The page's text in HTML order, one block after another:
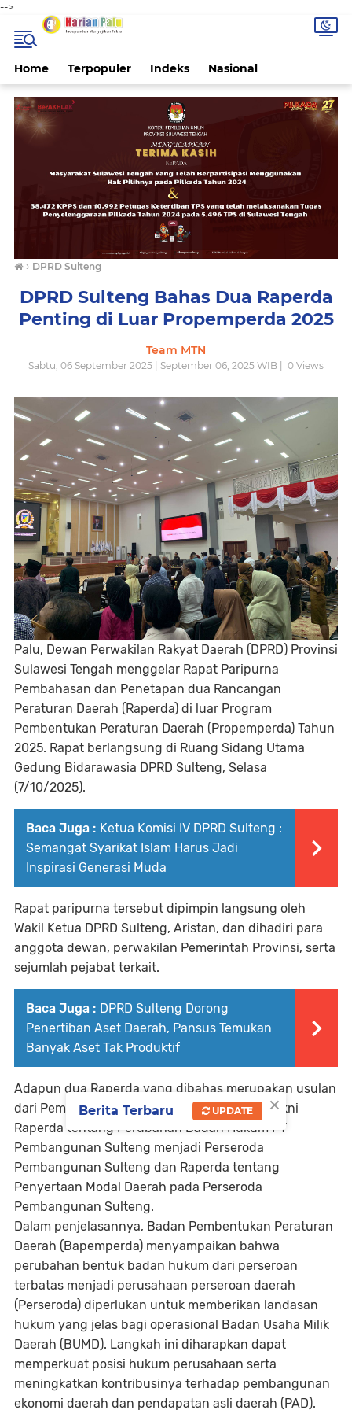
-->
Home Terpopuler Indeks Nasional
› DPRD Sulteng
DPRD Sulteng Bahas Dua Raperda
Penting di Luar Propemperda 2025
Team MTN
Sabtu, 06 September 2025 | September 06, 2025 WIB | 0 Views
Palu, Dewan Perwakilan Rakyat Daerah (DPRD) Provinsi
Sulawesi Tengah menggelar Rapat Paripurna
Pembahasan dan Penetapan dua Rancangan
Peraturan Daerah (Raperda) di luar Program
Pembentukan Peraturan Daerah (Propemperda) Tahun
2025. Rapat berlangsung di Ruang Sidang Utama
Gedung Bidarawasia DPRD Sulteng, Selasa
(7/10/2025).
Baca Juga : Ketua Komisi IV DPRD Sulteng :
Semangat Syarikat Islam Harus Jadi
Inspirasi Generasi Muda
Rapat paripurna tersebut dipimpin langsung oleh
Wakil Ketua DPRD Sulteng, Aristan, dan dihadiri para
anggota dewan, perwakilan Pemerintah Provinsi, serta
sejumlah pejabat terkait.
Baca Juga : DPRD Sulteng Dorong
Penertiban Aset Daerah, Pansus Temukan
Banyak Aset Tak Produktif
Adapun dua Raperda yang dibahas merupakan usulan
dari Pemerintah Provinsi Sulawesi Tengah, yakni
Raperda tentang Perubahan Badan Hukum PT
Pembangunan Sulteng menjadi Perseroda
Pembangunan Sulteng dan Raperda tentang
Penyertaan Modal Daerah pada Perseroda
Pembangunan Sulteng.
Dalam penjelasannya, Badan Pembentukan Peraturan
Daerah (Bapemperda) menyampaikan bahwa
perubahan bentuk badan hukum dari perseroan
terbatas menjadi perusahaan perseroan daerah
(Perseroda) diperlukan untuk memberikan landasan
hukum yang jelas bagi operasional Badan Usaha Milik
Daerah (BUMD). Langkah ini diharapkan dapat
memperkuat posisi hukum perusahaan serta
meningkatkan kontribusinya terhadap pembangunan
ekonomi daerah dan pendapatan asli daerah (PAD).
×
Berita Terbaru UPDATE